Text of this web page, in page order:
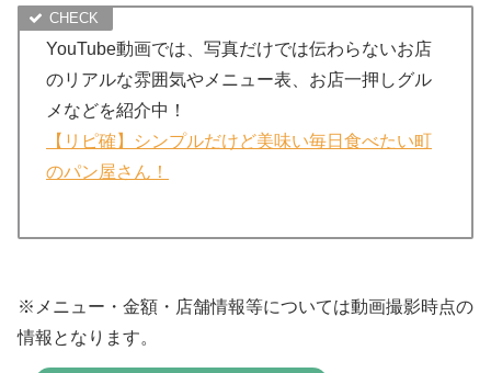
YouTube動画では、写真だけでは伝わらないお店
のリアルな雰囲気やメニュー表、お店一押しグル
メなどを紹介中！
【リピ確】シンプルだけど美味い毎日食べたい町
のパン屋さん！
※メニュー・金額・店舗情報等については動画撮影時点の
情報となります。